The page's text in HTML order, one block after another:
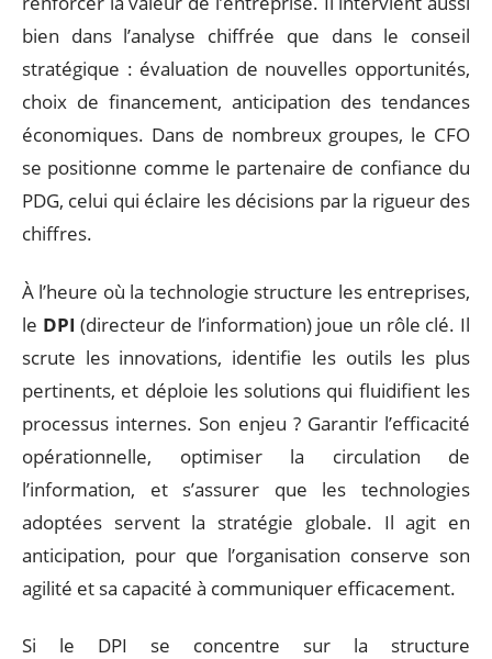
bien dans l’analyse chiffrée que dans le conseil
stratégique : évaluation de nouvelles opportunités,
choix de financement, anticipation des tendances
économiques. Dans de nombreux groupes, le CFO
se positionne comme le partenaire de confiance du
PDG, celui qui éclaire les décisions par la rigueur des
chiffres.
À l’heure où la technologie structure les entreprises,
le DPI (directeur de l’information) joue un rôle clé. Il
scrute les innovations, identifie les outils les plus
pertinents, et déploie les solutions qui fluidifient les
processus internes. Son enjeu ? Garantir l’efficacité
opérationnelle, optimiser la circulation de
l’information, et s’assurer que les technologies
adoptées servent la stratégie globale. Il agit en
anticipation, pour que l’organisation conserve son
agilité et sa capacité à communiquer efficacement.
Si le DPI se concentre sur la structure